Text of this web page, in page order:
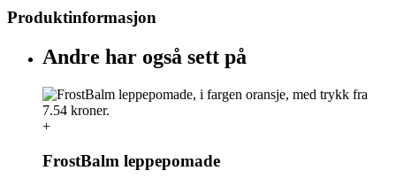
Produktinformasjon
Andre har også sett på
+
FrostBalm leppepomade